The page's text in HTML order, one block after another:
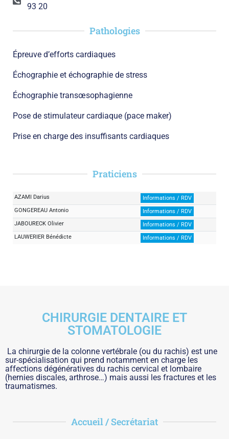
93 20
Pathologies
Épreuve d’efforts cardiaques
Échographie et échographie de stress
Échographie transœsophagienne
Pose de stimulateur cardiaque (pace maker)
Prise en charge des insuffisants cardiaques
Praticiens
AZAMI Darius
Informations / RDV
GONGEREAU Antonio
Informations / RDV
JABOURECK Olivier
Informations / RDV
LAUWERIER Bénédicte
Informations / RDV
CHIRURGIE DENTAIRE ET
STOMATOLOGIE
La chirurgie de la colonne vertébrale (ou du rachis) est une
sur-spécialisation qui prend notamment en charge les
affections dégénératives du rachis cervical et lombaire
(hernies discales, arthrose…) mais aussi les fractures et les
traumatismes.
Accueil / Secrétariat